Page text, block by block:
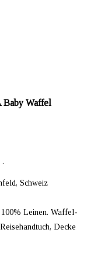
Baby Waffel
Schweiz
Leinen. Waffel-
Decke